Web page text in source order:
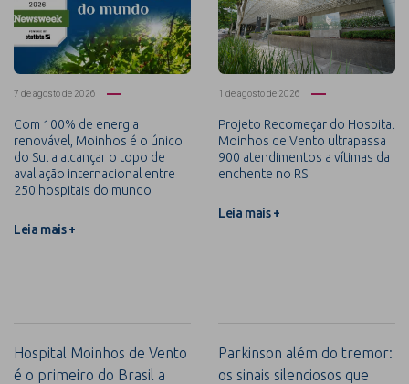
7 de agosto de 2026
Com 100% de energia
renovável, Moinhos é o único
do Sul a alcançar o topo de
avaliação internacional entre
250 hospitais do mundo
Leia mais +
1 de agosto de 2026
Projeto Recomeçar do Hospital
Moinhos de Vento ultrapassa
900 atendimentos a vítimas da
enchente no RS
Leia mais +
Hospital Moinhos de Vento
é o primeiro do Brasil a
Parkinson além do tremor:
os sinais silenciosos que